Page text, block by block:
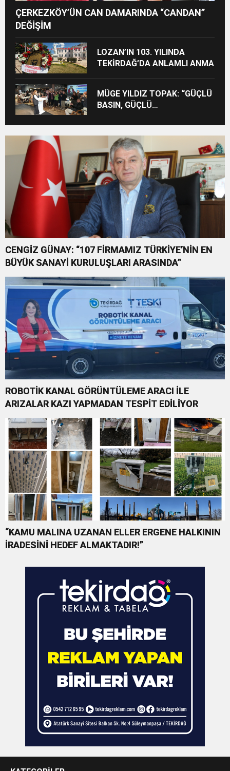
ÇERKEZKÖY’ÜN CAN DAMARINDA “CANDAN”
DEĞİŞİM
LOZAN’IN 103. YILINDA
TEKİRDAĞ’DA ANLAMLI ANMA
MÜGE YILDIZ TOPAK: “GÜÇLÜ
BASIN, GÜÇLÜ
TEMİNATIDIR!”
CENGİZ GÜNAY: “107 FİRMAMIZ TÜRKİYE’NİN EN
BÜYÜK SANAYİ KURULUŞLARI ARASINDA”
ROBOTİK KANAL GÖRÜNTÜLEME ARACI İLE
ARIZALAR KAZI YAPMADAN TESPİT EDİLİYOR
“KAMU MALINA UZANAN ELLER ERGENE HALKININ
İRADESİNİ HEDEF ALMAKTADIR!”